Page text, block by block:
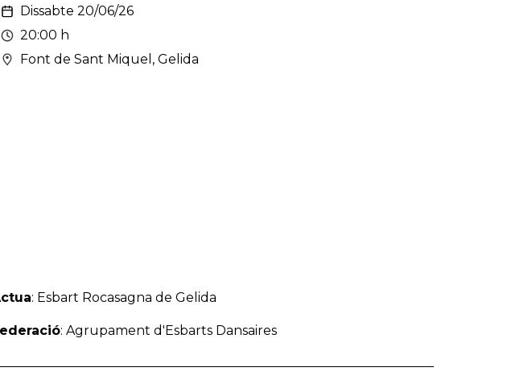
Dissabte 20/06/26
20:00 h
Font de Sant Miquel, Gelida
: Esbart Rocasagna de Gelida
: Agrupament d'Esbarts Dansaires